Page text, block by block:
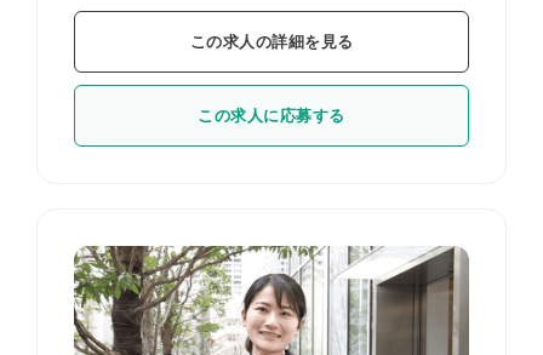
この求人の詳細を見る
この求人に応募する